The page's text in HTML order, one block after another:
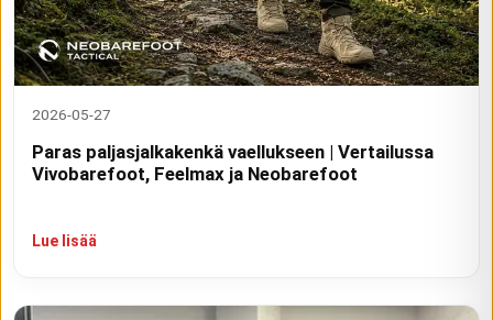
2026-05-27
Paras paljasjalkakenkä vaellukseen | Vertailussa
Vivobarefoot, Feelmax ja Neobarefoot
Lue lisää